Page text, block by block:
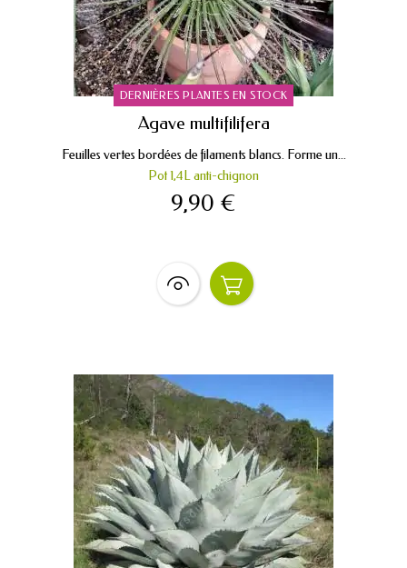
DERNIÈRES PLANTES EN STOCK
Agave multifilifera
Feuilles vertes bordées de filaments blancs. Forme un...
Pot 1,4L anti-chignon
9,90 €